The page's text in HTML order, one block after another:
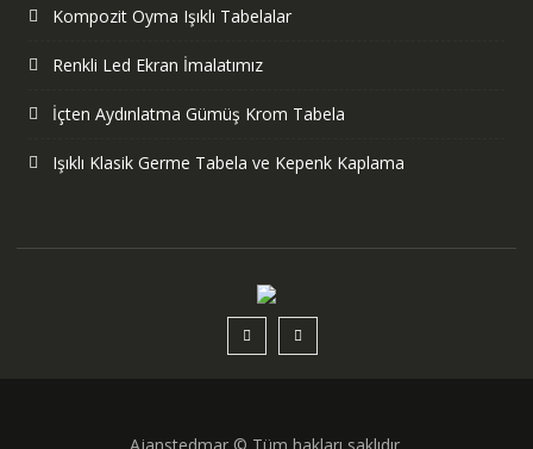
Kompozit Oyma Işıklı Tabelalar
Renkli Led Ekran İmalatımız
İçten Aydınlatma Gümüş Krom Tabela
Işıklı Klasik Germe Tabela ve Kepenk Kaplama
Ajanstedmar © Tüm hakları saklıdır.